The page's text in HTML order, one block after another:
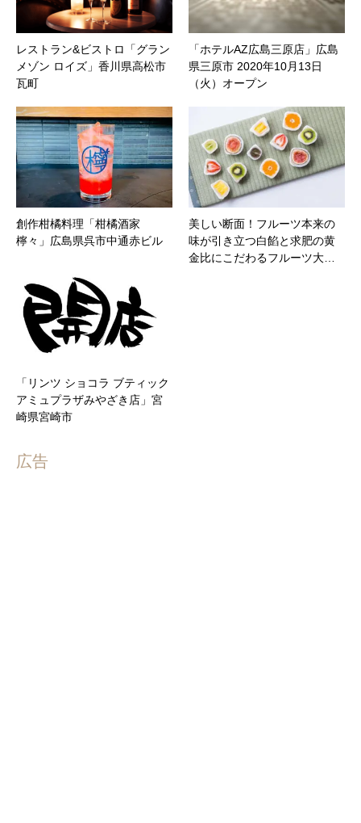
レストラン&ビストロ「グラン
メゾン ロイズ」香川県高松市
瓦町
「ホテルAZ広島三原店」広島
県三原市 2020年10月13日
（火）オープン
創作柑橘料理「柑橘酒家
檸々」広島県呉市中通赤ビル
美しい断面！フルーツ本来の
味が引き立つ白餡と求肥の⻩
金比にこだわるフルーツ大…
「リンツ ショコラ ブティック
アミュプラザみやざき店」宮
崎県宮崎市
広告